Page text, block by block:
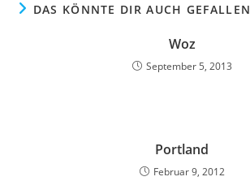
DAS KÖNNTE DIR AUCH GEFALLEN
Woz
September 5, 2013
Portland
Februar 9, 2012